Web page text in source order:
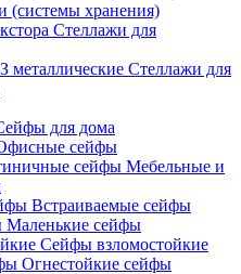
(системы хранения)
Стеллажи для
Стеллажи для
для дома
сейфы
Мебельные и
Встраиваемые сейфы
Маленькие сейфы
Сейфы взломостойкие
Огнестойкие сейфы